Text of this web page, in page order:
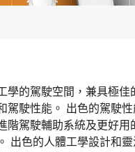
學的駕駛空間，兼具極佳
駕駛性能。 出色的駕駛性
階駕駛輔助系統及更好用
出色的人體工學設計和靈